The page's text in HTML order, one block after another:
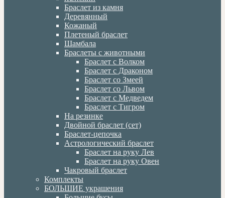
Браслет из камня
Деревянный
Кожаный
Плетеный браслет
Шамбала
Браслеты с животными
Браслет с Волком
Браслет с Драконом
Браслет со Змеей
Браслет со Львом
Браслет с Медведем
Браслет с Тигром
На резинке
Двойной браслет (сет)
Браслет-цепочка
Астрологический браслет
Браслет на руку Лев
Браслет на руку Овен
Чакровый браслет
Комплекты
БОЛЬШИЕ украшения